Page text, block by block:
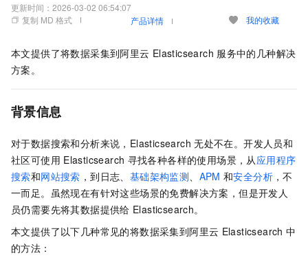
更新时间： 2026-03-02 06:54:07
复制 MD 格式
产品详情 我的收藏
本文提供了将数据采集到阿里云 Elasticsearch 服务中的几种解决
方案。
背景信息
对于数据搜索和分析来说，Elasticsearch 无处不在。开发人员和
社区可使用 Elasticsearch 寻找各种各样的使用场景，从应用程序
搜索和网站搜索 ，到日志、 基础架构监测、 APM 和安全分析 ，不
一而足。虽然现在有针对这些场景的免费解决方案，但是开发人
员仍需要先将其数据提供给 Elasticsearch。
本文提供了以下几种常见的将数据采集到阿里云 Elasticsearch 中
的方法：